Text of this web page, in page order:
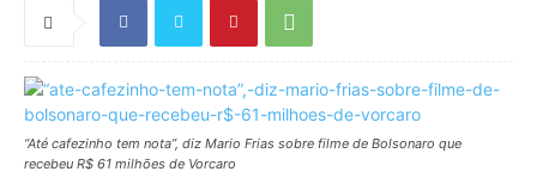
“Até cafezinho tem nota”, diz Mario Frias sobre filme de Bolsonaro que
recebeu R$ 61 milhões de Vorcaro